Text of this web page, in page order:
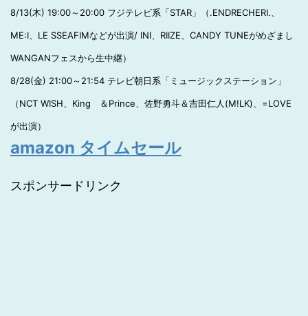
8/13(木) 19:00～20:00 フジテレビ系「STAR」（.ENDRECHERI.、
ME:I、LE SSEAFIMなどが出演/ INI、RIIZE、CANDY TUNEがめざまし
WANGANフェスから生中継）
8/28(金) 21:00～21:54 テレビ朝日系「ミュージックステーション」
（NCT WISH、King ＆Prince、佐野勇斗＆吉田仁人(M!LK)、=LOVE
が出演）
amazon タイムセール
スポンサードリンク